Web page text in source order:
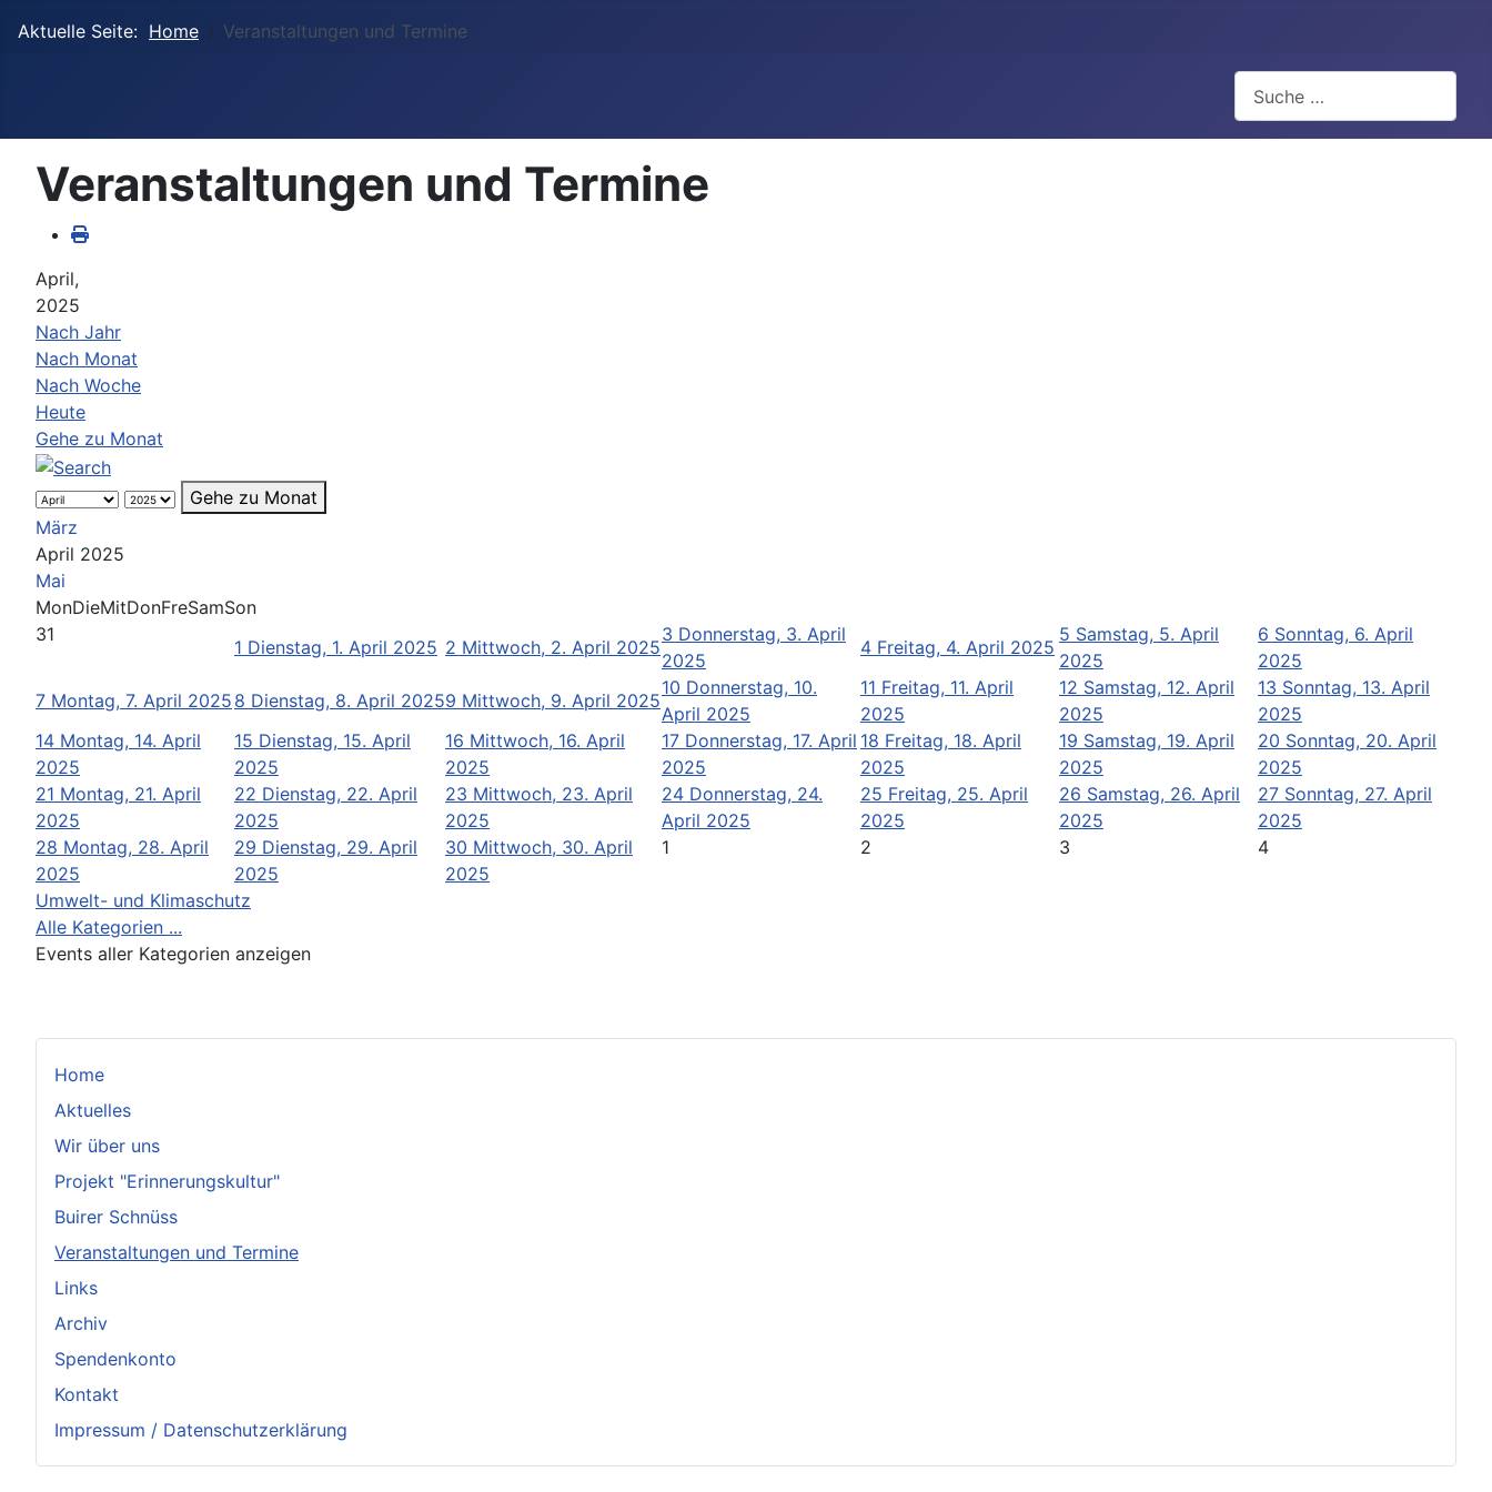
Aktuelle Seite: Home Veranstaltungen und Termine
Home
Aktuelles
Wir über uns
Projekt "Erinnerungskultur"
Buirer Schnüss
Veranstaltungen und Termine
Links
Archiv
Spendenkonto
Kontakt
Impressum / Datenschutzerklärung
Veranstaltungen und Termine
April,
2025
Nach Jahr
Nach Monat
Nach Woche
Heute
Gehe zu Monat
Gehe zu Monat
März
April 2025
Mai
MonDieMitDonFreSamSon
31
1 Dienstag, 1. April 2025 2 Mittwoch, 2. April 2025
3 Donnerstag, 3. April
2025
4 Freitag, 4. April 2025
5 Samstag, 5. April
2025
6 Sonntag, 6. April
2025
7 Montag, 7. April 2025 8 Dienstag, 8. April 20259 Mittwoch, 9. April 2025
10 Donnerstag, 10.
April 2025
11 Freitag, 11. April
2025
12 Samstag, 12. April
2025
13 Sonntag, 13. April
2025
14 Montag, 14. April
2025
15 Dienstag, 15. April
2025
16 Mittwoch, 16. April
2025
17 Donnerstag, 17. April
2025
18 Freitag, 18. April
2025
19 Samstag, 19. April
2025
20 Sonntag, 20. April
2025
21 Montag, 21. April
2025
22 Dienstag, 22. April
2025
23 Mittwoch, 23. April
2025
24 Donnerstag, 24.
April 2025
25 Freitag, 25. April
2025
26 Samstag, 26. April
2025
27 Sonntag, 27. April
2025
28 Montag, 28. April
2025
29 Dienstag, 29. April
2025
30 Mittwoch, 30. April
2025
1 2 3 4
Umwelt- und Klimaschutz
Alle Kategorien ...
Events aller Kategorien anzeigen